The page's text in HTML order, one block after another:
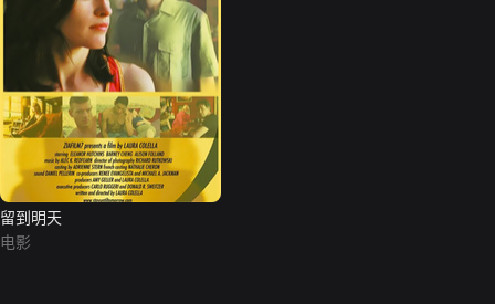
留到明天
电影